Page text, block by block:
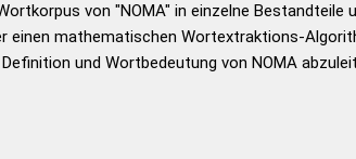
von "NOMA" in einzelne
einen mathematischen Wortextraktions-
und Wortbedeutung von NOMA